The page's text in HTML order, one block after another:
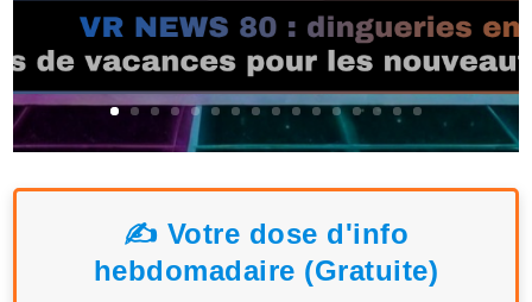
✍️ Votre dose d'info
hebdomadaire (Gratuite)